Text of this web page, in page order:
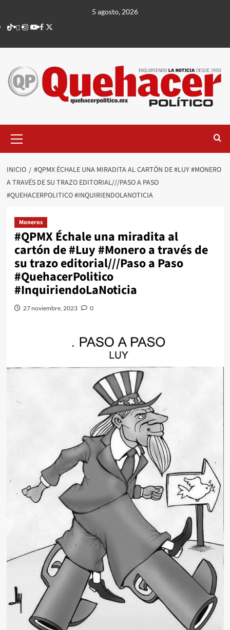
contenido
5 agosto, 2026
TikTok
threads
Instagram
Youtube
Facebook
X
principal
INICIO
#QPMX ÉCHALE UNA MIRADITA AL CARTÓN DE #LUY #MONERO
A TRAVÉS DE SU TRAZO EDITORIAL///PASO A PASO
#QUEHACERPOLITICO #INQUIRIENDOLANOTICIA
Moneros
#QPMX Échale una miradita al
cartón de #Luy #Monero a través de
su trazo editorial///Paso a Paso
#QuehacerPolitico
#InquiriendoLaNoticia
27 noviembre, 2023 0